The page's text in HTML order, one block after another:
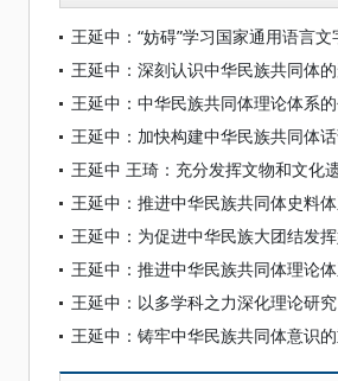
王延中：以多学科之力深化理论研究